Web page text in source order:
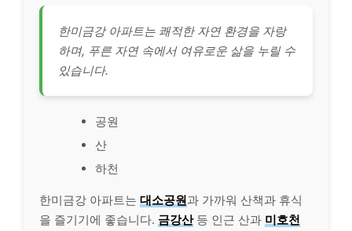
한미금강 아파트는 쾌적한 자연 환경을 자랑
하며, 푸른 자연 속에서 여유로운 삶을 누릴 수
있습니다.
공원
산
하천
한미금강 아파트는 대소공원과 가까워 산책과 휴식
을 즐기기에 좋습니다. 금강산등 인근 산과 미호천